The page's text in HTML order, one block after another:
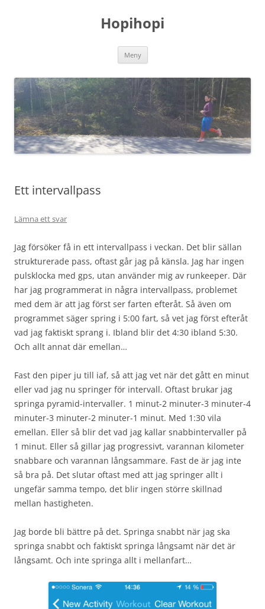
Hopihopi
Meny
Ett intervallpass
Lämna ett svar
Jag försöker få in ett intervallpass i veckan. Det blir sällan
strukturerade pass, oftast går jag på känsla. Jag har ingen
pulsklocka med gps, utan använder mig av runkeeper. Där
har jag programmerat in några intervallpass, problemet
med dem är att jag först ser farten efteråt. Så även om
programmet säger spring i 5:00 fart, så vet jag först efteråt
vad jag faktiskt sprang i. Ibland blir det 4:30 ibland 5:30.
Och allt annat där emellan…
Fast den piper ju till iaf, så att jag vet när det gått en minut
eller vad jag nu springer för intervall. Oftast brukar jag
springa pyramid-intervaller. 1 minut-2 minuter-3 minuter-4
minuter-3 minuter-2 minuter-1 minut. Med 1:30 vila
emellan. Eller så blir det vad jag kallar snabbintervaller på
1 minut. Eller så gillar jag progressivt, varannan kilometer
snabbare och varannan långsammare. Fast de är jag inte
så bra på. Det slutar oftast med att jag springer allt i
ungefär samma tempo, det blir ingen större skillnad
mellan hastigheten.
Jag borde bli bättre på det. Springa snabbt när jag ska
springa snabbt och faktiskt springa långsamt när det är
långsamt. Och inte springa allt i mellanfart…